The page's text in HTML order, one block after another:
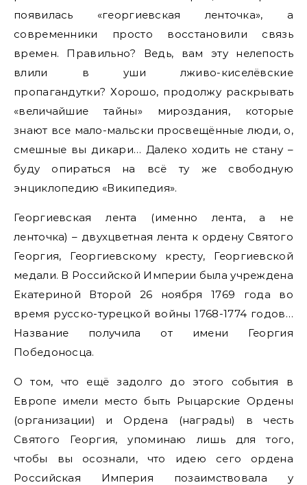
появилась «георгиевская ленточка», а
современники просто восстановили связь
времен. Правильно? Ведь, вам эту нелепость
влили в уши лживо-киселёвские
пропагандутки? Хорошо, продолжу раскрывать
«величайшие тайны» мироздания, которые
знают все мало-мальски просвещённые люди, о,
смешные вы дикари… Далеко ходить не стану –
буду опираться на всё ту же свободную
энциклопедию «Википедия».
Георгиевская лента (именно лента, а не
ленточка) – двухцветная лента к ордену Святого
Георгия, Георгиевскому кресту, Георгиевской
медали. В Российской Империи была учреждена
Екатериной Второй 26 ноября 1769 года во
время русско-турецкой войны 1768-1774 годов…
Название получила от имени Георгия
Победоносца.
О том, что ещё задолго до этого события в
Европе имели место быть Рыцарские Ордены
(организации) и Ордена (награды) в честь
Святого Георгия, упоминаю лишь для того,
чтобы вы осознали, что идею сего ордена
Российская Империя позаимствовала у